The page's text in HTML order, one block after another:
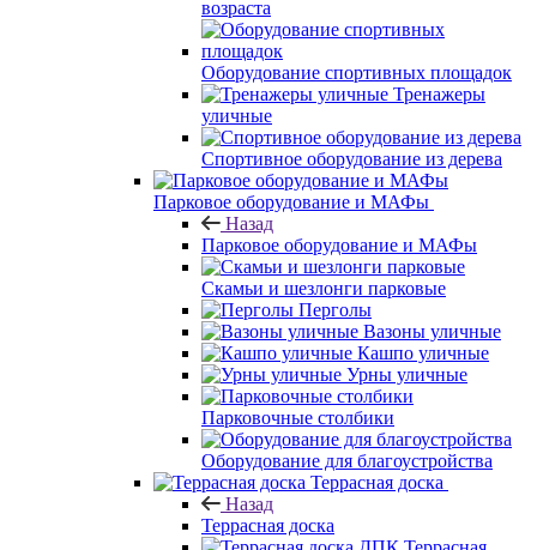
возраста
Оборудование спортивных площадок
Тренажеры
уличные
Спортивное оборудование из дерева
Парковое оборудование и МАФы
Назад
Парковое оборудование и МАФы
Скамьи и шезлонги парковые
Перголы
Вазоны уличные
Кашпо уличные
Урны уличные
Парковочные столбики
Оборудование для благоустройства
Террасная доска
Назад
Террасная доска